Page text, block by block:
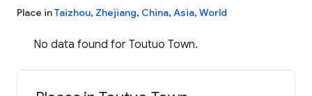
Place inTaizhou, Zhejiang, China, Asia, World
No data found for Toutuo Town.